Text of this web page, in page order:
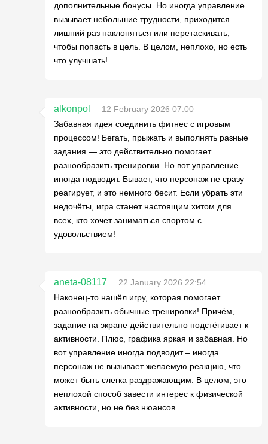
дополнительные бонусы. Но иногда управление
вызывает небольшие трудности, приходится
лишний раз наклоняться или перетаскивать,
чтобы попасть в цель. В целом, неплохо, но есть
что улучшать!
alkonpol
12 February 2026 07:00
Забавная идея соединить фитнес с игровым
процессом! Бегать, прыжать и выполнять разные
задания — это действительно помогает
разнообразить тренировки. Но вот управление
иногда подводит. Бывает, что персонаж не сразу
реагирует, и это немного бесит. Если убрать эти
недочёты, игра станет настоящим хитом для
всех, кто хочет заниматься спортом с
удовольствием!
aneta-08117
22 January 2026 22:54
Наконец-то нашёл игру, которая помогает
разнообразить обычные тренировки! Причём,
задание на экране действительно подстёгивает к
активности. Плюс, графика яркая и забавная. Но
вот управление иногда подводит – иногда
персонаж не вызывает желаемую реакцию, что
может быть слегка раздражающим. В целом, это
неплохой способ завести интерес к физической
активности, но не без нюансов.